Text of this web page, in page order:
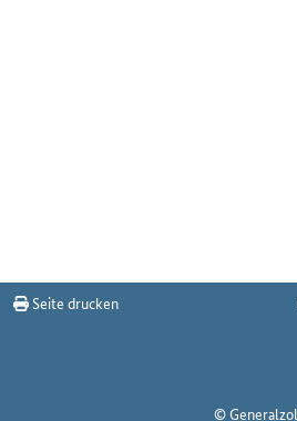
Seite drucken
©